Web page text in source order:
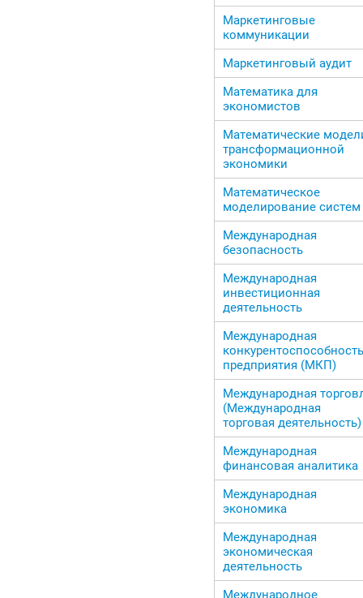
Маркетинговые
коммуникации
Маркетинговый аудит
Математика для
экономистов
Математические
трансформационной
экономики
Математическое
моделирование систем
Международная
безопасность
Международная
инвестиционная
деятельность
Международная
конкурентоспособность
предприятия (МКП)
Международная
(Международная
торговая деятельность)
Международная
финансовая аналитика
Международная
экономика
Международная
экономическая
деятельность
Международное